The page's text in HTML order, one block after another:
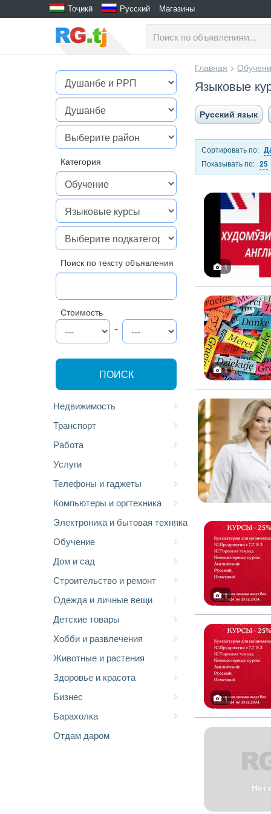
Тоҷикӣ Русский Магазины
Категория
Поиск по тексту объявления
Стоимость
-
ПОИСК
Недвижимость
Транспорт
Работа
Услуги
Телефоны и гаджеты
Компьютеры и оргтехника
Электроника и бытовая техника
Обучение
Дом и сад
Строительство и ремонт
Одежда и личные вещи
Детские товары
Хобби и развлечения
Животные и растения
Здоровье и красота
Бизнес
Барахолка
Отдам даром
Главная >
Языковые
Русский язык
Сортировать по:
Показывать по: 25
1
1
1
1
Нет